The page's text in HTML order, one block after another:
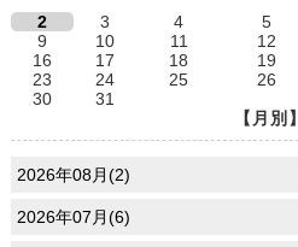
2
3 4 5
9
10 11 12
16
17 18 19
23
24 25 26
30
31
【月別】
2026年08月(2)
2026年07月(6)